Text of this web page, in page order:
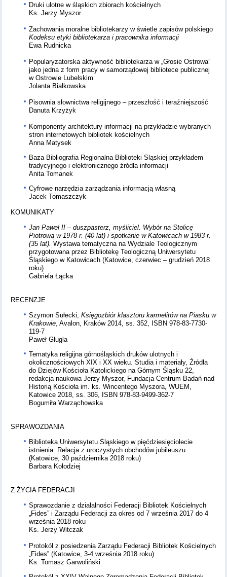
Druki ulotne w śląskich zbiorach kościelnych
Ks. Jerzy Myszor
Zachowania moralne bibliotekarzy w świetle zapisów polskiego
Kodeksu etyki bibliotekarza i pracownika informacji
Ewa Rudnicka
Popularyzatorska aktywność bibliotekarza w „Głosie Ostrowa”
jako jedna z form pracy w samorządowej bibliotece publicznej
w Ostrowie Lubelskim
Jolanta Białkowska
Pisownia słownictwa religijnego – przeszłość i teraźniejszość
Danuta Krzyżyk
Komponenty architektury informacji na przykładzie wybranych
stron internetowych bibliotek kościelnych
Anna Matysek
Baza Bibliografia Regionalna Biblioteki Śląskiej przykładem
tradycyjnego i elektronicznego źródła informacji
Anita Tomanek
Cyfrowe narzędzia zarządzania informacją własną
Jacek Tomaszczyk
KOMUNIKATY
Jan Paweł II – duszpasterz, myśliciel. Wybór na Stolicę
Piotrową w 1978 r. (40 lat) i spotkanie w Katowicach w 1983 r.
(35 lat). Wystawa tematyczna na Wydziale Teologicznym
przygotowana przez Bibliotekę Teologiczną Uniwersytetu
Śląskiego w Katowicach (Katowice, czerwiec – grudzień 2018
roku)
Gabriela Łącka
RECENZJE
Szymon Sułecki,Księgozbiór klasztoru karmelitów na Piasku w
Krakowie , Avalon, Kraków 2014, ss. 352, ISBN 978-83-7730-
119-7
Paweł Glugla
Tematyka religijna górnośląskich druków ulotnych i
okolicznościowych XIX i XX wieku. Studia i materiały, Źródła
do Dziejów Kościoła Katolickiego na Górnym Śląsku 22,
redakcja naukowa Jerzy Myszor, Fundacja Centrum Badań nad
Historią Kościoła im. ks. Wincentego Myszora, WUEM,
Katowice 2018, ss. 306, ISBN 978-83-9499-362-7
Bogumiła Warząchowska
SPRAWOZDANIA
Biblioteka Uniwersytetu Śląskiego w pięćdziesięciolecie
istnienia. Relacja z uroczystych obchodów jubileuszu
(Katowice, 30 października 2018 roku)
Barbara Kołodziej
Z ŻYCIA FEDERACJI
Sprawozdanie z działalności Federacji Bibliotek Kościelnych
„Fides” i Zarządu Federacji za okres od 7 września 2017 do 4
września 2018 roku
Ks. Jerzy Witczak
Protokół z posiedzenia Zarządu Federacji Bibliotek Kościelnych
„Fides” (Katowice, 3-4 września 2018 roku)
Ks. Tomasz Garwoliński